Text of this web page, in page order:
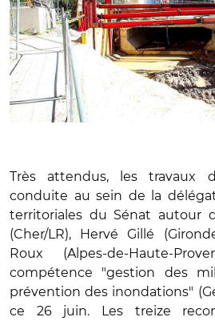
Très attendus, les travaux
conduite au sein de la
territoriales du Sénat autour
(Cher/LR), Hervé Gillé
Roux (Alpes-de-Haute-
compétence "gestion des
prévention des inondations"
ce 26 juin. Les treize